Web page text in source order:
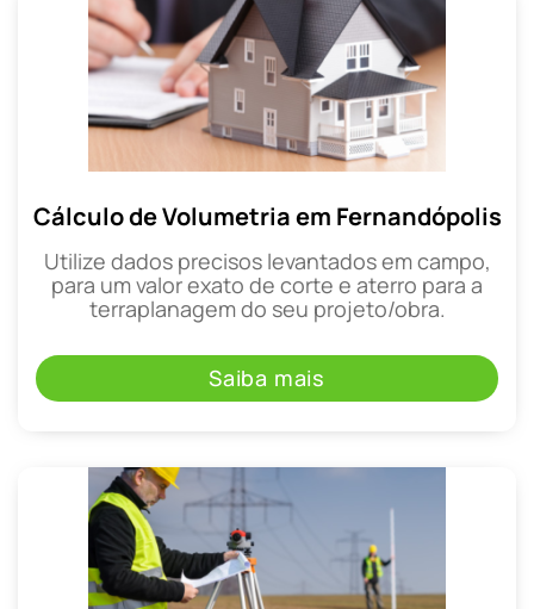
Cálculo de Volumetria em Fernandópolis
Utilize dados precisos levantados em campo,
para um valor exato de corte e aterro para a
terraplanagem do seu projeto/obra.
Saiba mais